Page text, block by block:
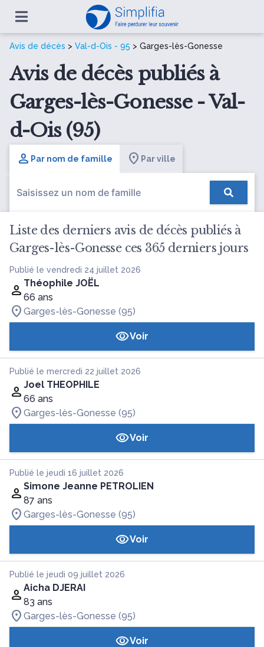
Avis de décès > Val-d-Ois - 95 > Garges-lès-Gonesse
Avis de décès publiés à
Garges-lès-Gonesse - Val-
d-Ois (95)
Par nom de famille Par ville
Liste des derniers avis de décès publiés à
Garges-lès-Gonesse ces 365 derniers jours
Publié le vendredi 24 juillet 2026
Théophile JOËL
66 ans
Garges-lès-Gonesse (95)
Voir
Publié le mercredi 22 juillet 2026
Joel THEOPHILE
66 ans
Garges-lès-Gonesse (95)
Voir
Publié le jeudi 16 juillet 2026
Simone Jeanne PETROLIEN
87 ans
Garges-lès-Gonesse (95)
Voir
Publié le jeudi 09 juillet 2026
Aicha DJERAI
83 ans
Garges-lès-Gonesse (95)
Voir